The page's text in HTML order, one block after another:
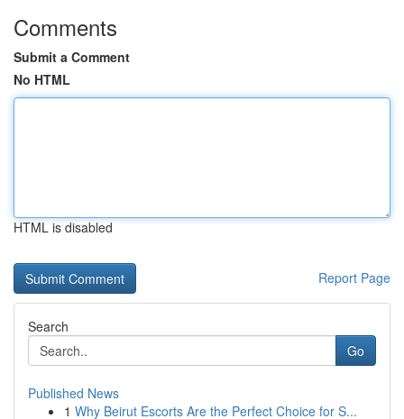
Comments
Submit a Comment
No HTML
HTML is disabled
Report Page
Search
Go
Published News
1 Why Beirut Escorts Are the Perfect Choice for S...